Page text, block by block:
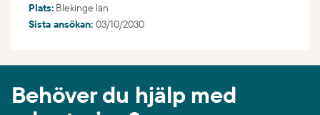
Plats: Blekinge län
Sista ansökan: 03/10/2030
Behöver du hjälp med